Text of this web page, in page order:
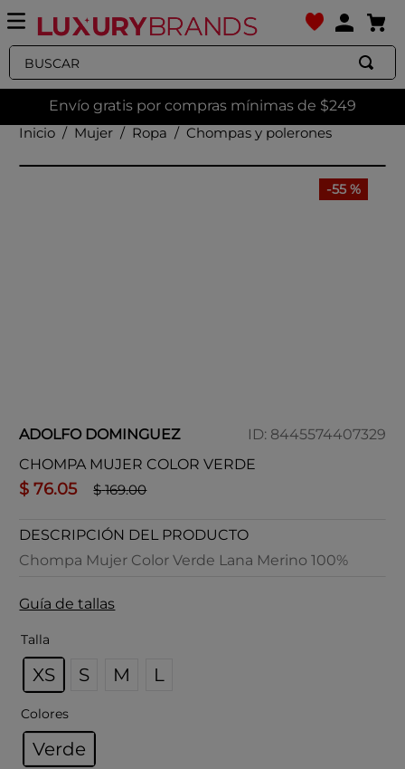
Buscar
Envío gratis por compras mínimas de $249
Mujer
Ropa Chompas y polerones
-55 %
ADOLFO DOMINGUEZ ID: 8445574407329
CHOMPA MUJER COLOR VERDE
$ 76.05 $ 169.00
DESCRIPCIÓN DEL PRODUCTO
Chompa Mujer Color Verde Lana Merino 100%
Guía de tallas
Talla
XS S M L
Colores
Verde